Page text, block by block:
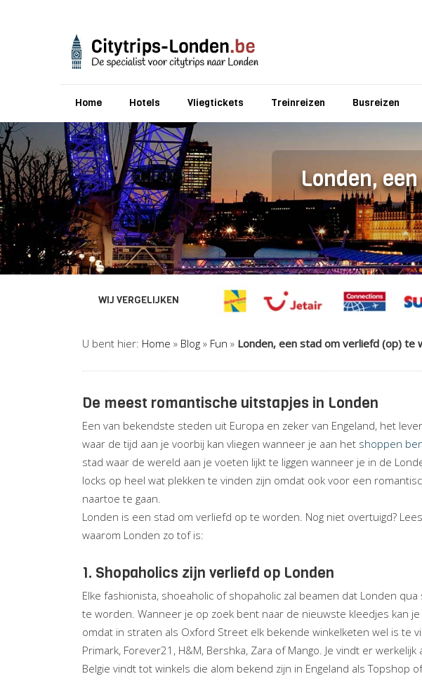
Home Hotels Vliegtickets Treinreizen Busreizen
Londen,
WIJ VERGELIJKEN
U bent hier: Home » Blog » Fun » Londen, een stad om verliefd (op) te
De meest romantische uitstapjes in Londen
Een van bekendste steden uit Europa en zeker van Engeland, het
waar de tijd aan je voorbij kan vliegen wanneer je aan het shoppen
stad waar de wereld aan je voeten lijkt te liggen wanneer je in de
locks op heel wat plekken te vinden zijn omdat ook voor een
naartoe te gaan.
Londen is een stad om verliefd op te worden. Nog niet overtuigd?
waarom Londen zo tof is:
1. Shopaholics zijn verliefd op Londen
Elke fashionista, shoeaholic of shopaholic zal beamen dat Londen
te worden. Wanneer je op zoek bent naar de nieuwste kleedjes kan
omdat in straten als Oxford Street elk bekende winkelketen wel is te
Primark, Forever21, H&M, Bershka, Zara of Mango. Je vindt er
Belgie vindt tot winkels die alom bekend zijn in Engeland als Topshop